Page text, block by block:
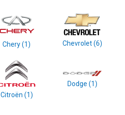
Chery (1)‎ Chevrolet (6)‎
Citroën (1)‎
Dodge (1)‎